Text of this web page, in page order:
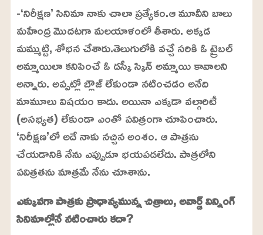
-‘నిరీక్షణ’ సినిమా నాకు చాలా ప్రత్యేకం.ఆ మూవీని బాలు
మహేంద్ర మొదటగా మలయాళంలో తీశారు. అక్కడ
మమ్ముట్టి, శోభన చేశారు.తెలుగులోకి వచ్చే సరికి ఓ ట్రైబల్
అమ్మాయిలా కనిపించే ఓ డస్కీ స్కిన్ అమ్మాయి కావాలని
అన్నారు. అప్పట్లో బ్లౌజ్ లేకుండా నటించడం అనేది
మామూలు విషయం కాదు. అయినా ఎక్కడా వల్గారిటీ
(అసభ్యత) లేకుండా ఎంతో పవిత్రంగా చూపించారు.
‘నిరీక్షణ’లో అదే నాకు నచ్చిన అంశం. ఆ పాత్రను
చేయడానికి నేను ఎప్పుడూ భయపడలేదు. పాత్రలోని
పవిత్రతను మాత్రమే నేను చూశాను.
ఎక్కువగా పాత్రకు ప్రాధాన్యమున్న చిత్రాలు, అవార్డ్ విన్నింగ్
సినిమాల్లోనే నటించారు కదా?